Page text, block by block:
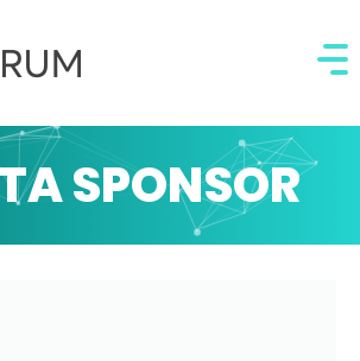
SPONSOR